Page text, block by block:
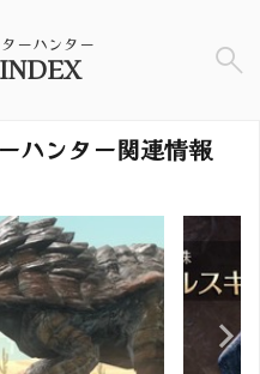
ーハンター
ハンター関連情報